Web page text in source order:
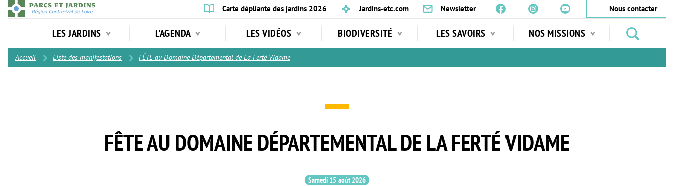
Aller
au
Carte dépliante des jardins 2026 Jardins-etc.com Newsletter
Nous contacter
principale
LES JARDINS L'AGENDA LES VIDÉOS BIODIVERSITÉ LES SAVOIRS NOS MISSIONS
jardins
Contenu
Accueil Liste des manifestations FÊTE au Domaine Départemental de La Ferté Vidame
FÊTE AU DOMAINE DÉPARTEMENTAL DE LA FERTÉ VIDAME
Samedi 15 août 2026